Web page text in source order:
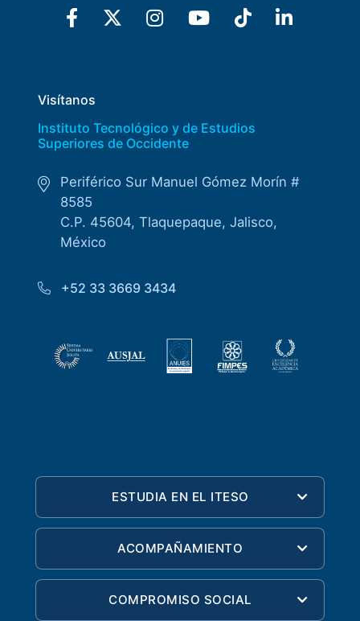
Visítanos
Instituto Tecnológico y de Estudios
Superiores de Occidente
Periférico Sur Manuel Gómez Morín #
8585
C.P. 45604, Tlaquepaque, Jalisco,
México
+52 33 3669 3434
ESTUDIA EN EL ITESO
ACOMPAÑAMIENTO
COMPROMISO SOCIAL